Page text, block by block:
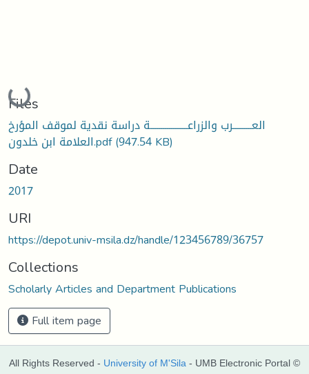
Loading...
Files
العـــــــــرب والزراعــــــــــــــــــة دراسة نقدية لموقف المؤرخ
العلامة ابن خلدون.pdf(947.54 KB)
Date
2017
URI
https://depot.univ-msila.dz/handle/123456789/36757
Collections
Scholarly Articles and Department Publications
Full item page
All Rights Reserved - University of M'Sila - UMB Electronic Portal ©